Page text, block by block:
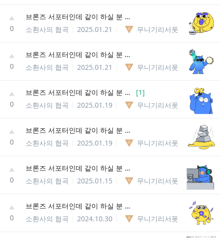
0
브론즈 서포터인데 같이 하실 분 정글 탑 미드 환영!!
소환사의 협곡
2025.01.21 무니기리서폿
0
브론즈 서포터인데 같이 하실 분 정글 탑 미드 환영!!
소환사의 협곡
2025.01.21 무니기리서폿
0
브론즈 서포터인데 같이 하실 분 정글 탑 미드 환영!! [1]
소환사의 협곡
2025.01.19 무니기리서폿
0
브론즈 서포터인데 같이 하실 분 정글 탑 미드 환영!!
소환사의 협곡
2025.01.19 무니기리서폿
0
브론즈 서포터인데 같이 하실 분 정글 탑 미드 환영!!
소환사의 협곡
2025.01.15 무니기리서폿
0
브론즈 서포터인데 같이 하실 분 정글 탑 미드 환영!!
소환사의 협곡
2024.10.30 무니기리서폿